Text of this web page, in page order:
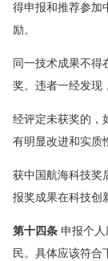
得申报和推荐参加
励。
同一技术成果不得
奖。违者一经发现
经评定未获奖的，
有明显改进和实质
获中国航海科技奖
报奖成果在科技创
第十四条申报个人
民。具体应该符合